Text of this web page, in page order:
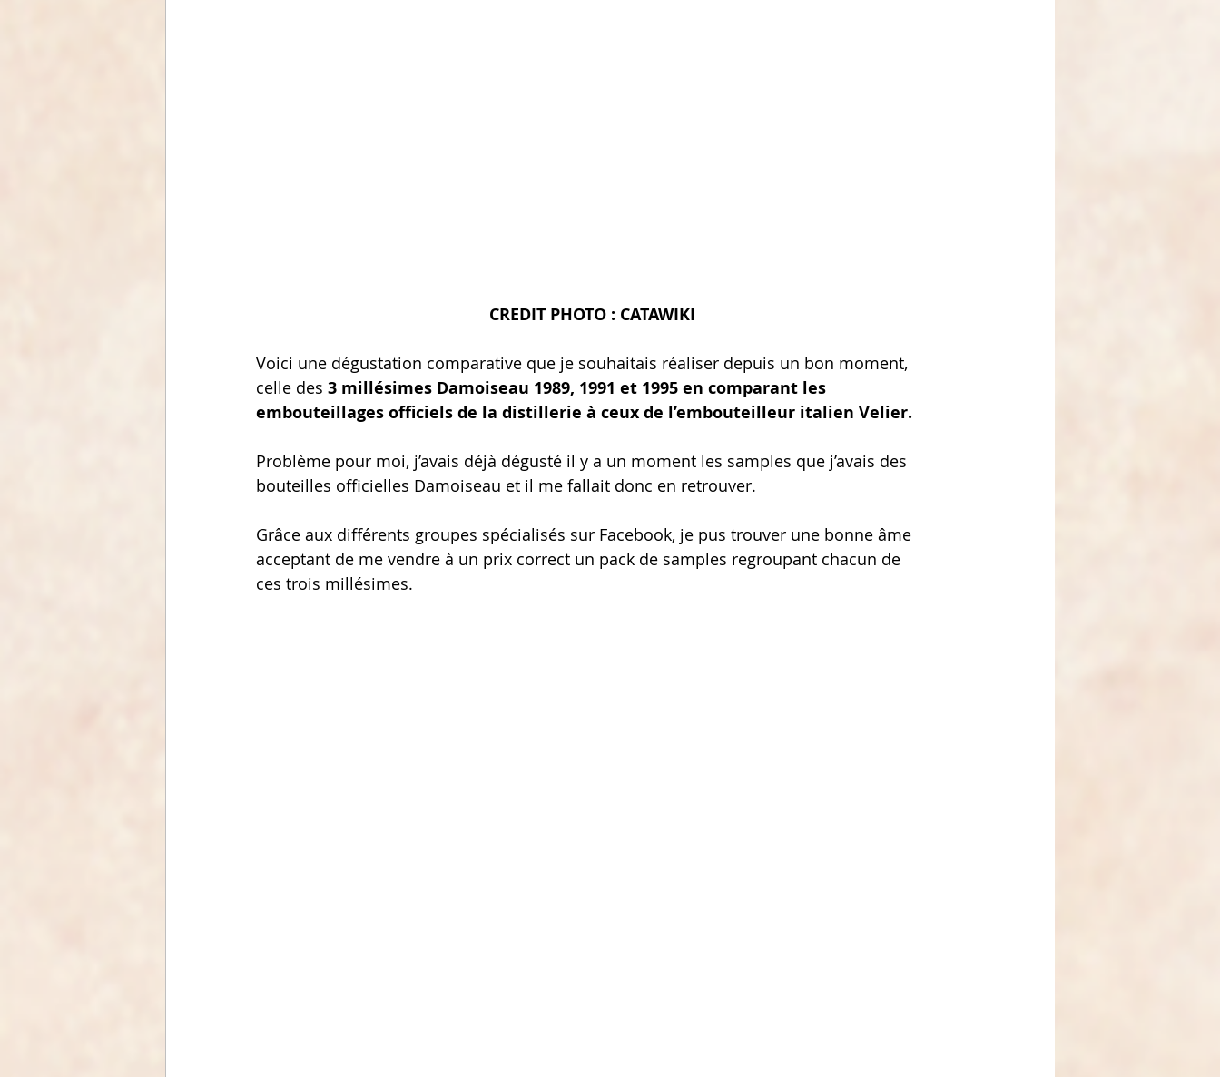
CREDIT PHOTO : CATAWIKI
Voici une dégustation comparative que je souhaitais réaliser depuis un bon moment,
celle des 3 millésimes Damoiseau 1989, 1991 et 1995 en comparant les
embouteillages officiels de la distillerie à ceux de l’embouteilleur italien Velier.
Problème pour moi, j’avais déjà dégusté il y a un moment les samples que j’avais des
bouteilles officielles Damoiseau et il me fallait donc en retrouver.
Grâce aux différents groupes spécialisés sur Facebook, je pus trouver une bonne âme
acceptant de me vendre à un prix correct un pack de samples regroupant chacun de
ces trois millésimes.